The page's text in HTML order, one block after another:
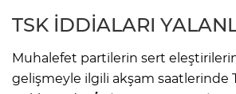
TSK İDDİALARI
Muhalefet partilerin sert
gelişmeyle ilgili akşam saatlerinde